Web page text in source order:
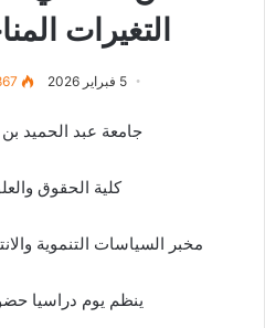
التغيرات
5 فبراير 2026
جامعة عبد الحميد
كلية الحقوق
مخبر السياسات التنموية
ينظم يوم دراسيا